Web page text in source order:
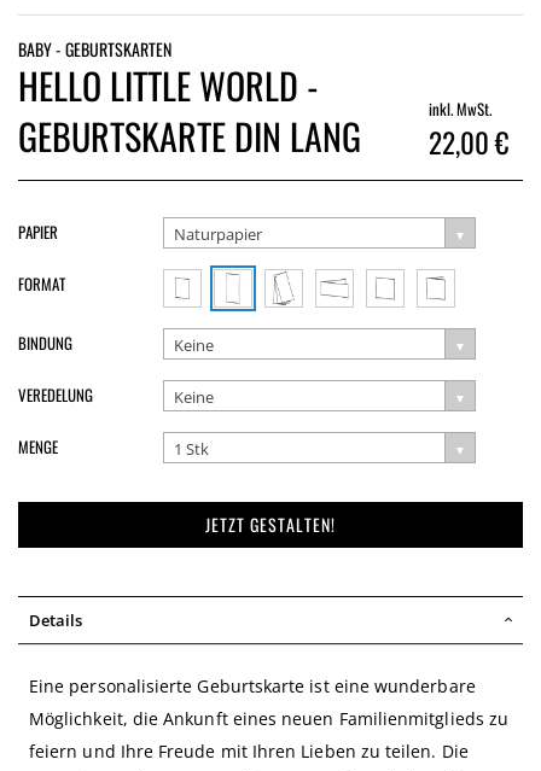
BABY - GEBURTSKARTEN
HELLO LITTLE WORLD -
GEBURTSKARTE DIN LANG
inkl. MwSt.
22,00 €
MENGE 1 Stk
PAPIER Naturpapier
FORMAT
BINDUNG Keine
VEREDELUNG Keine
JETZT GESTALTEN!
Details
Eine personalisierte Geburtskarte ist eine wunderbare
Möglichkeit, die Ankunft eines neuen Familienmitglieds zu
feiern und Ihre Freude mit Ihren Lieben zu teilen. Die